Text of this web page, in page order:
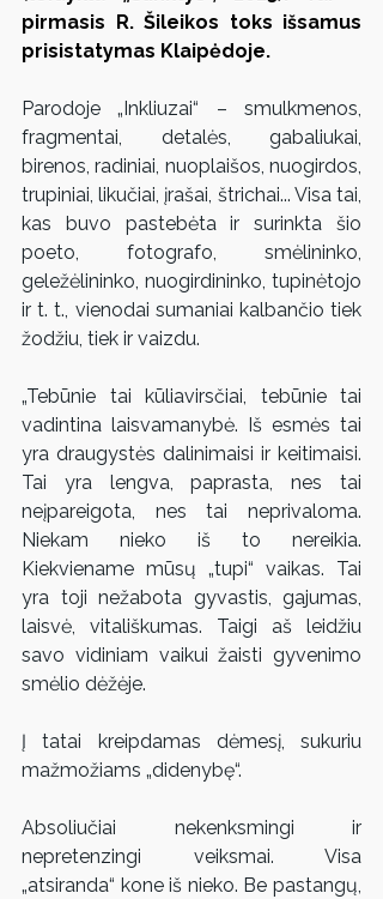
pirmasis R. Šileikos toks išsamus
prisistatymas Klaipėdoje.
Parodoje „Inkliuzai“ – smulkmenos,
fragmentai, detalės, gabaliukai,
birenos, radiniai, nuoplaišos, nuogirdos,
trupiniai, likučiai, įrašai, štrichai... Visa tai,
kas buvo pastebėta ir surinkta šio
poeto, fotografo, smėlininko,
geležėlininko, nuogirdininko, tupinėtojo
ir t. t., vienodai sumaniai kalbančio tiek
žodžiu, tiek ir vaizdu.
„Tebūnie tai kūliavirsčiai, tebūnie tai
vadintina laisvamanybė. Iš esmės tai
yra draugystės dalinimaisi ir keitimaisi.
Tai yra lengva, paprasta, nes tai
neįpareigota, nes tai neprivaloma.
Niekam nieko iš to nereikia.
Kiekviename mūsų „tupi“ vaikas. Tai
yra toji nežabota gyvastis, gajumas,
laisvė, vitališkumas. Taigi aš leidžiu
savo vidiniam vaikui žaisti gyvenimo
smėlio dėžėje.
Į tatai kreipdamas dėmesį, sukuriu
mažmožiams „didenybę“.
Absoliučiai nekenksmingi ir
nepretenzingi veiksmai. Visa
„atsiranda“ kone iš nieko. Be pastangų,